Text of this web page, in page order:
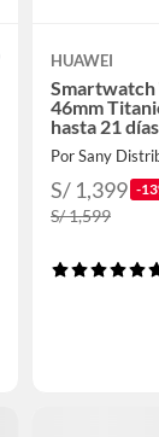
HUAWEI
Smartwatch
46mm
hasta 21 días
Por Sany
S/ 1,399 -
S/ 1,599